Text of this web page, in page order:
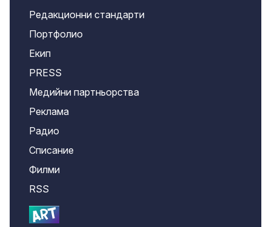
Редакционни стандарти
Портфолио
Екип
PRESS
Медийни партньорства
Реклама
Радио
Списание
Филми
RSS